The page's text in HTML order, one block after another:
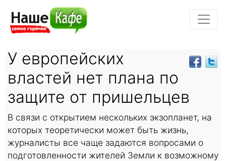
У европейских
властей нет плана по
защите от пришельцев
В связи с открытием нескольких экзопланет, на
которых теоретически может быть жизнь,
журналисты все чаще задаются вопросами о
подготовленности жителей Земли к возможному